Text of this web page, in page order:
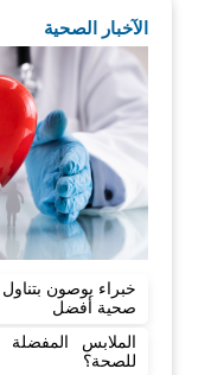
الآخبار الصحية
خبراء يوصون
صحية أفضل
الملابس
للصحة؟